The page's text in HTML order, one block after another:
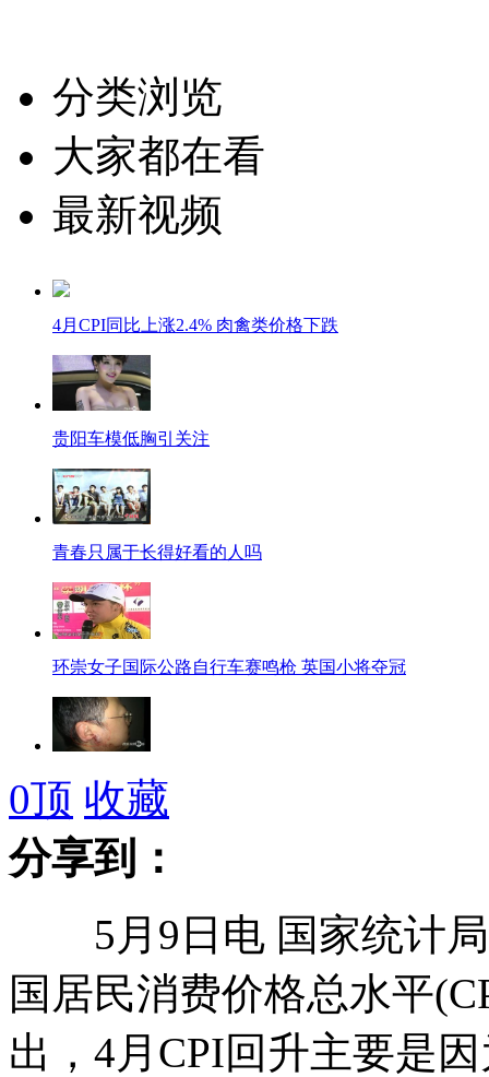
分类浏览
大家都在看
最新视频
4月CPI同比上涨2.4% 肉禽类价格下跌
贵阳车模低胸引关注
青春只属于长得好看的人吗
环崇女子国际公路自行车赛鸣枪 英国小将夺冠
男子劝架被咬耳朵 大呼我是路过的
今年春天大家都怎么过？
0顶 收藏
分享到：
5月9日电 国家统计局
国居民消费价格总水平
出，4月CPI回升主要是